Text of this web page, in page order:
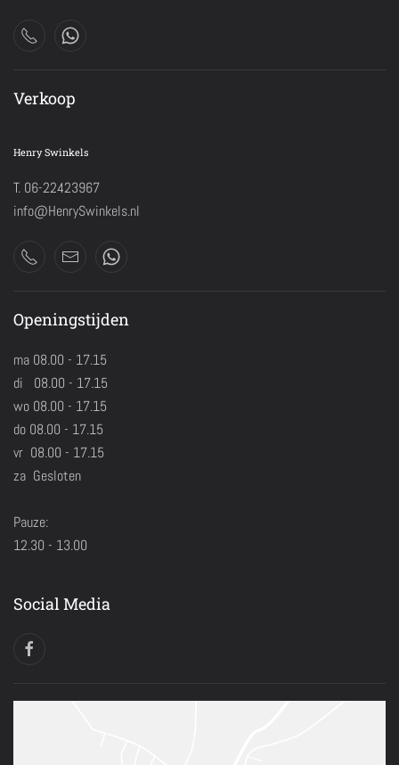
Verkoop
Henry Swinkels
T. 06-22423967
info@HenrySwinkels.nl
Openingstijden
ma 08.00 - 17.15
di 08.00 - 17.15
wo 08.00 - 17.15
do 08.00 - 17.15
vr 08.00 - 17.15
za Gesloten
Pauze:
12.30 - 13.00
Social Media